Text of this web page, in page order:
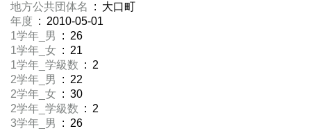
地方公共団体名
: 大口町
年度 : 2010-05-01
1学年_男
: 26
1学年_女 : 21
1学年_学級数 : 2
2学年_男
: 22
2学年_女 : 30
2学年_学級数 : 2
3学年_男
: 26